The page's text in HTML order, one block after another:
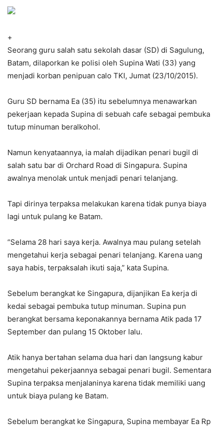
+
Seorang guru salah satu sekolah dasar (SD) di Sagulung,
Batam, dilaporkan ke polisi oleh Supina Wati (33) yang
menjadi korban penipuan calo TKI, Jumat (23/10/2015).
Guru SD bernama Ea (35) itu sebelumnya menawarkan
pekerjaan kepada Supina di sebuah cafe sebagai pembuka
tutup minuman beralkohol.
Namun kenyataannya, ia malah dijadikan penari bugil di
salah satu bar di Orchard Road di Singapura. Supina
awalnya menolak untuk menjadi penari telanjang.
Tapi dirinya terpaksa melakukan karena tidak punya biaya
lagi untuk pulang ke Batam.
“Selama 28 hari saya kerja. Awalnya mau pulang setelah
mengetahui kerja sebagai penari telanjang. Karena uang
saya habis, terpaksalah ikuti saja,” kata Supina.
Sebelum berangkat ke Singapura, dijanjikan Ea kerja di
kedai sebagai pembuka tutup minuman. Supina pun
berangkat bersama keponakannya bernama Atik pada 17
September dan pulang 15 Oktober lalu.
Atik hanya bertahan selama dua hari dan langsung kabur
mengetahui pekerjaannya sebagai penari bugil. Sementara
Supina terpaksa menjalaninya karena tidak memiliki uang
untuk biaya pulang ke Batam.
Sebelum berangkat ke Singapura, Supina membayar Ea Rp